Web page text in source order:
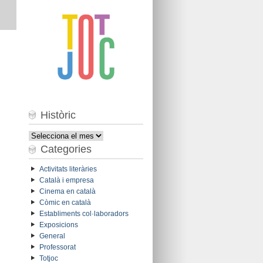
Històric
Històric
Categories
Activitats literàries
Català i empresa
Cinema en català
Còmic en català
Establiments col·laboradors
Exposicions
General
Professorat
Totjoc